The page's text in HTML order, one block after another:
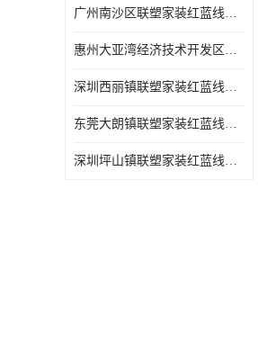
广州南沙区联塑家装红蓝线管批发 库存充足
惠州大亚湾经济技术开发区联塑PPR热水管公司
深圳西丽镇联塑家装红蓝线管供货商 联塑管道供应
东莞大朗镇联塑家装红蓝线管电话 联塑管道经销商
深圳坪山镇联塑家装红蓝线管型号 来电咨询